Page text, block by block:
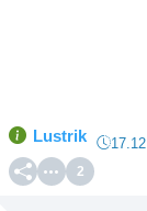
Lustrik
2